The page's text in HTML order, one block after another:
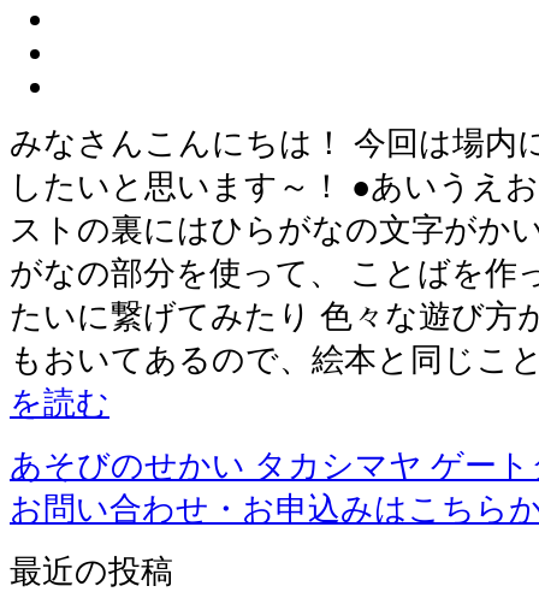
みなさんこんにちは！ 今回は場内
したいと思います～！ ●あいうえ
ストの裏にはひらがなの文字がか
がなの部分を使って、 ことばを作
たいに繋げてみたり 色々な遊び方
もおいてあるので、絵本と同じこ
を読む
あそびのせかい タカシマヤ ゲー
お問い合わせ・お申込みはこちら
最近の投稿